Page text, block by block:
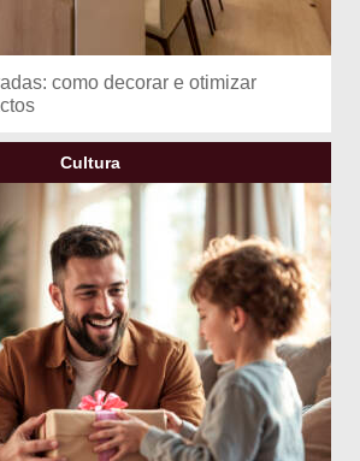
como decorar e otimizar
Cultura